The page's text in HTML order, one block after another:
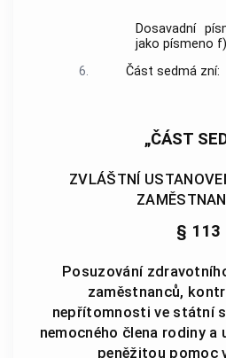
Dosavadní
jako písmeno
6.
Část sedmá zní:
„ČÁST
ZVLÁŠTNÍ
§ 113
Posuzování
zaměstnanců,
nepřítomnosti ve státní
nemocného člena rodiny a
peněžitou pomoc